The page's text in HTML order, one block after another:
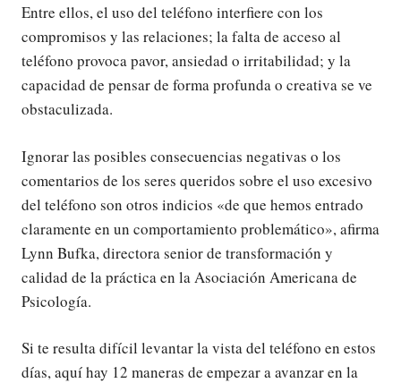
Entre ellos, el uso del teléfono interfiere con los
compromisos y las relaciones; la falta de acceso al
teléfono provoca pavor, ansiedad o irritabilidad; y la
capacidad de pensar de forma profunda o creativa se ve
obstaculizada.
Ignorar las posibles consecuencias negativas o los
comentarios de los seres queridos sobre el uso excesivo
del teléfono son otros indicios «de que hemos entrado
claramente en un comportamiento problemático», afirma
Lynn Bufka, directora senior de transformación y
calidad de la práctica en la Asociación Americana de
Psicología.
Si te resulta difícil levantar la vista del teléfono en estos
días, aquí hay 12 maneras de empezar a avanzar en la